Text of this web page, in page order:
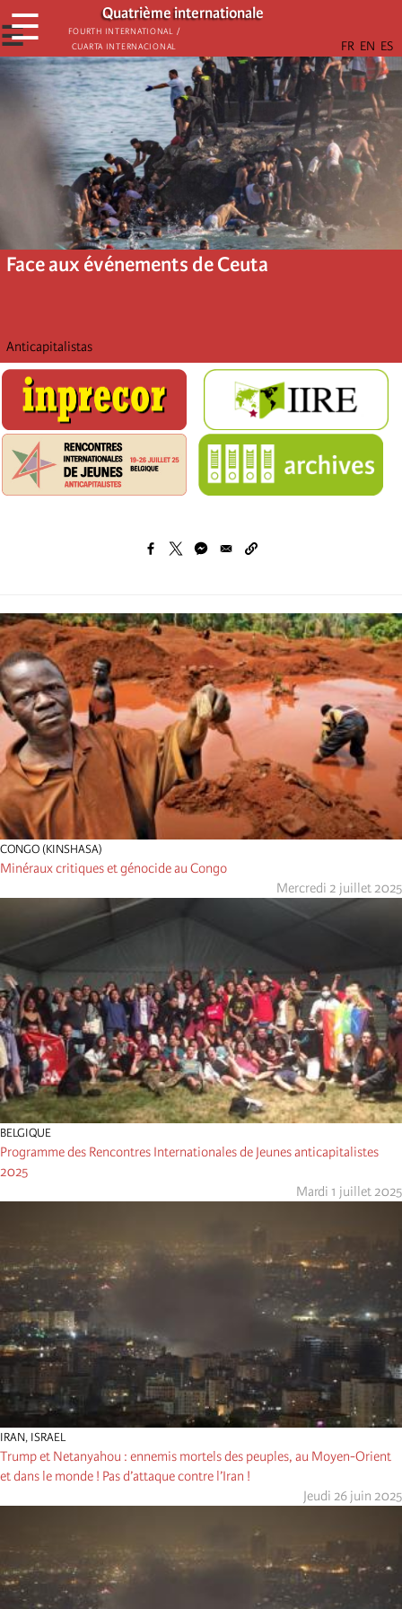
Aller
au
contenu
principal
Quatrième internationale
Fourth International /
Cuarta Internacional
☰
☰
Face aux événements de Ceuta
Anticapitalistas
CONGO (KINSHASA)
Minéraux critiques et génocide au Congo
Mercredi 2 juillet 2025
BELGIQUE
Programme des Rencontres Internationales de Jeunes anticapitalistes
2025
Mardi 1 juillet 2025
IRAN, ISRAEL
Trump et Netanyahou : ennemis mortels des peuples, au Moyen-Orient
et dans le monde ! Pas d’attaque contre l’Iran !
Jeudi 26 juin 2025